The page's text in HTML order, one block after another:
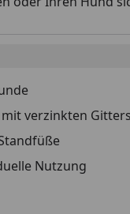
verzinkten
Nutzung